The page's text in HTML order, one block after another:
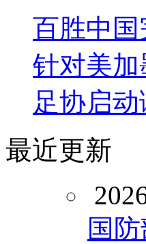
百胜中
针对美
足协启动
最近更新
国